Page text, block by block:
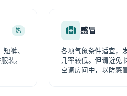
热
裤、
装。
感冒
各项气象条件适宜，
几率较低。但请避免
空调房间中，以防感